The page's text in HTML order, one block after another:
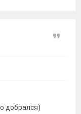
Цитата
добрался)